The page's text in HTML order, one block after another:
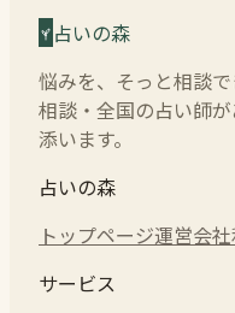
占いの森
悩みを、そっと相談
相談・全国の占い師
添います。
占いの森
トップページ運営会社
サービス